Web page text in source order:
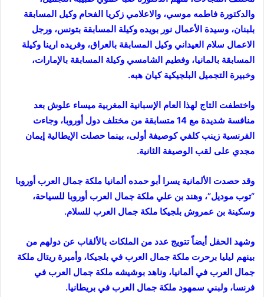
والدكتورة فاطمه موسي، والاعلامي زكريا الفحام وكيل المسابقة
بلبنان، وسيدة الأعمال نور بويده وكيلة المسابقة بتونس، ورجل
الاعمال سلام العيداني وكيل المسابقة بالعراق، وفريده ارينا وكيلة
المسابقة بالمانيا، وفطيم الشامسي وكيلة المسابقة بالإمارات،
وخبيرة التجميل البلجيكية كيان هبه.
واختطفت التاج لهذا العام الإسبانية المغربية ميساء علوش بعد
منافسة شديدة مع 14 متسابقة من مختلف دول أوروبا، وجاءت
الفرنسية زينب كلفي كوصيفة أولى، بينما حصلت الإيطالية إيمان
مجدي على لقب الوصيفة الثانية.
وقد حصدت الألمانية يسرا أبو حمده ألمانيا ملكة جمال العرب أوروبا
“توب موديل”، وهند بن علي ملكة جمال العرب أوروبا للسياحة،
وسكينة بن عمروش بلجيكا ملكة جمال العرب للسلام.
وشهد الحفل أيضاً تتويج عدد من الملكات بالألقاب عن دولهم من
بينهم ليليا برحرت ملكة جمال العرب في بلجيكا، وأميرة ريتال ملكة
جمال العرب في ألمانيا، وناهد بوشيشه ملكة جمال العرب في
فرنسا، ولبني سمهود ملكة جمال العرب في بريطانيا.